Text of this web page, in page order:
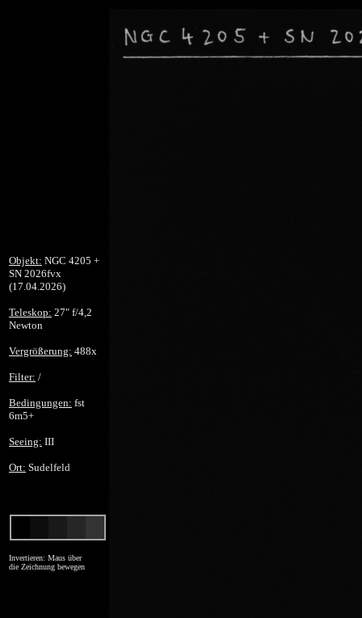
Objekt: NGC 4205 +
SN 2026fvx
(17.04.2026)
Teleskop: 27" f/4,2
Newton
Vergrößerung: 488x
Filter: /
Bedingungen: fst
6m5+
Seeing: III
Ort: Sudelfeld
Invertieren: Maus über
die Zeichnung bewegen